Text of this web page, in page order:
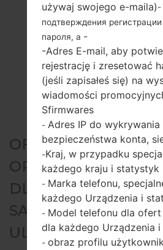
OFICJALNE
DLA: SM-N986B -
SAMSUNGGALAXY
ULTRA 5G
używaj swojego e-maila)-
подтверждения
пароля, а -
-Adres E-mail, aby
rejestrację i zresetować
(jeśli zapisałeś się) na
wiadomości
Sfirmwares
- Adres IP do wykrywania
bezpieczeństwa konta,
-Kraj, w przypadku
każdego kraju i statystyk
- Marka telefonu,
każdego Urządzenia i
- Model telefonu dla
dla każdego Urządzenia
- obraz profilu